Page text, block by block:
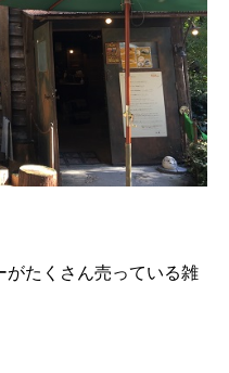
がたくさん売っている雑